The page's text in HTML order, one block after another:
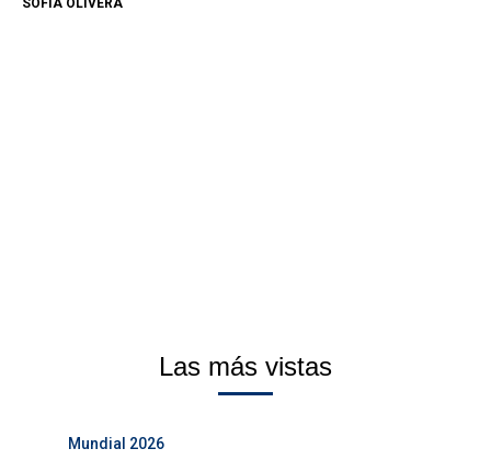
SOFÍA OLIVERA
Las más vistas
Mundial 2026